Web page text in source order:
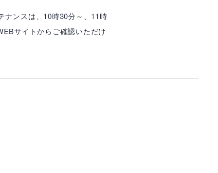
ナンスは、10時30分～、11時
サイトからご確認いただけ